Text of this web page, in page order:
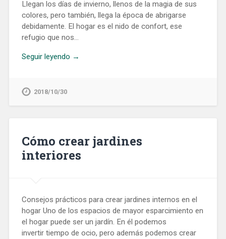
Llegan los días de invierno, llenos de la magia de sus
colores, pero también, llega la época de abrigarse
debidamente. El hogar es el nido de confort, ese
refugio que nos…
Seguir leyendo →
2018/10/30
Cómo crear jardines
interiores
Consejos prácticos para crear jardines internos en el
hogar Uno de los espacios de mayor esparcimiento en
el hogar puede ser un jardín. En él podemos
invertir tiempo de ocio, pero además podemos crear